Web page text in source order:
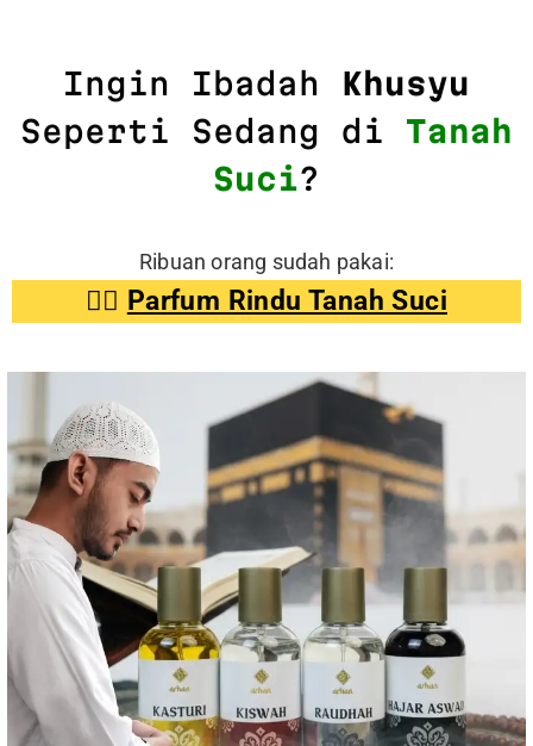
Ingin Ibadah Khusyu
Seperti Sedang di Tanah
Suci?
Ribuan orang sudah pakai:
👉🏼 Parfum Rindu Tanah Suci